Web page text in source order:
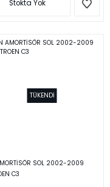
Stokta Yok
TÜKENDİ
SOL 2002-2009
C3